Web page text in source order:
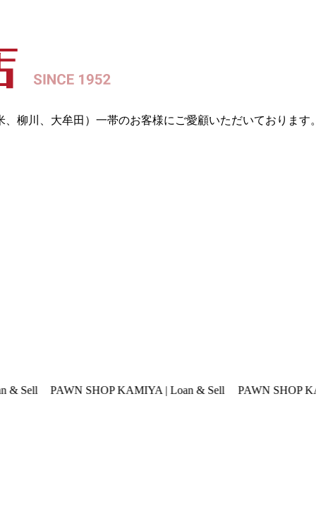
柳川、大牟田）一帯のお客様にご愛顧いただいております。
SHOP KAMIYA | Loan & Sell PAWN SHOP KAMIYA | Loan